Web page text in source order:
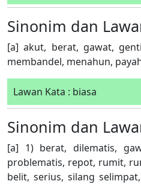
Sinonim dan
[a] akut, berat, gawat,
membandel, menahun,
Lawan Kata : biasa
Sinonim dan
[a] 1) berat, dilematis,
problematis, repot, rumit,
belit, serius, silang